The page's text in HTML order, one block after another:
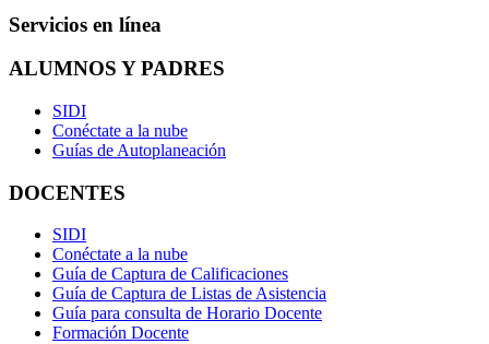
Servicios en línea
ALUMNOS Y PADRES
SIDI
Conéctate a la nube
Guías de Autoplaneación
DOCENTES
SIDI
Conéctate a la nube
Guía de Captura de Calificaciones
Guía de Captura de Listas de Asistencia
Guía para consulta de Horario Docente
Formación Docente